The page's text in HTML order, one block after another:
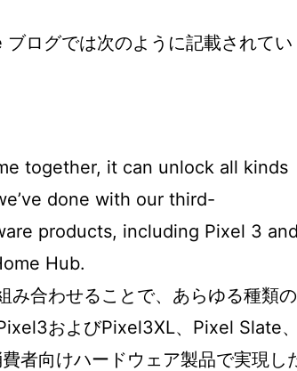
ログでは次のように記載されてい
together, it can unlock all kinds
done with our third-
products, including Pixel 3 and
Hub.
み合わせることで、あらゆる種類の
およびPixel3XL、Pixel Slate、
者向けハードウェア製品で実現し